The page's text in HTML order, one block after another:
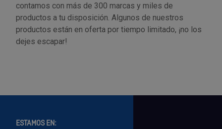
contamos con más de 300 marcas y miles de
productos a tu disposición. Algunos de nuestros
productos están en oferta por tiempo limitado, ¡no los
dejes escapar!
ESTAMOS EN: